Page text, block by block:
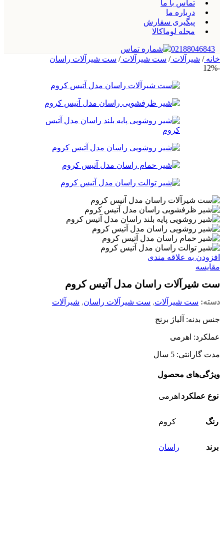
تماس با ما
درباره ما
پیگیری سفارش
مجله لوماکالا
02188046843
خانه/ شیرآلات/ ست شیرآلات/ ست شیرآلات راسان
-12%
افزودن به علاقه مندی
مقایسه
ست شیرآلات راسان مدل آتیس کروم
دسته: ست شیرآلات, ست شیرآلات راسان, شیرآلات
جنس بدنه: آلیاژ برنج
عملکرد: اهرمی
مدت گارانتی: 5 سال
ویژگی‌های محصول
نوع عملکرد اهرمی
رنگ کروم
برند راسان